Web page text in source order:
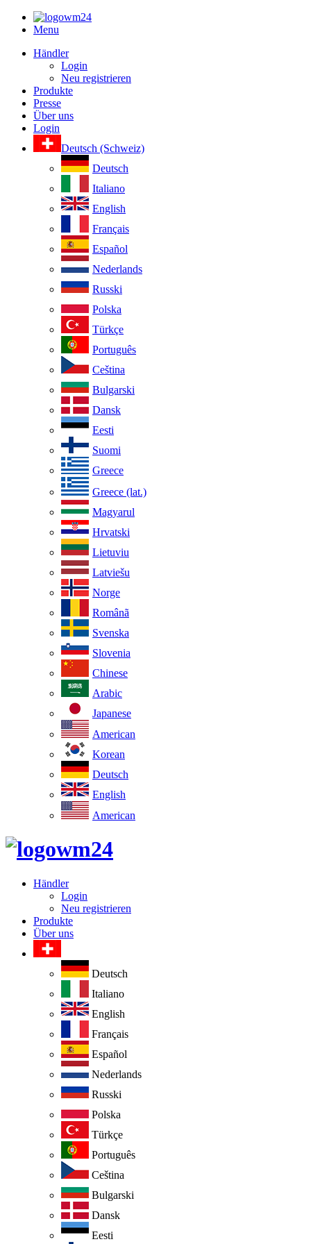
Menu
Händler
Login
Neu registrieren
Produkte
Presse
Über uns
Login
Deutsch (Schweiz)
Deutsch
Italiano
English
Français
Español
Nederlands
Russki
Polska
Türkçe
Português
Ceština
Bulgarski
Dansk
Eesti
Suomi
Greece
Greece (lat.)
Magyarul
Hrvatski
Lietuviu
Latviešu
Norge
Românã
Svenska
Slovenia
Chinese
Arabic
Japanese
American
Korean
Deutsch
English
American
Händler
Login
Neu registrieren
Produkte
Über uns
Deutsch
Italiano
English
Français
Español
Nederlands
Russki
Polska
Türkçe
Português
Ceština
Bulgarski
Dansk
Eesti